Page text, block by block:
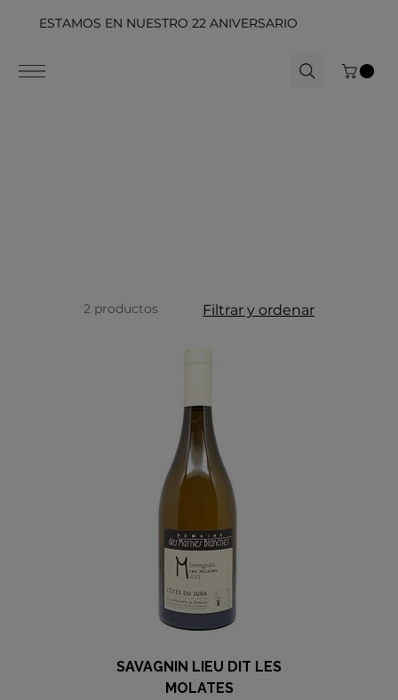
ESTAMOS EN NUESTRO 22 ANIVERSARIO
2 productos Filtrar y ordenar
SAVAGNIN LIEU DIT LES
MOLATES